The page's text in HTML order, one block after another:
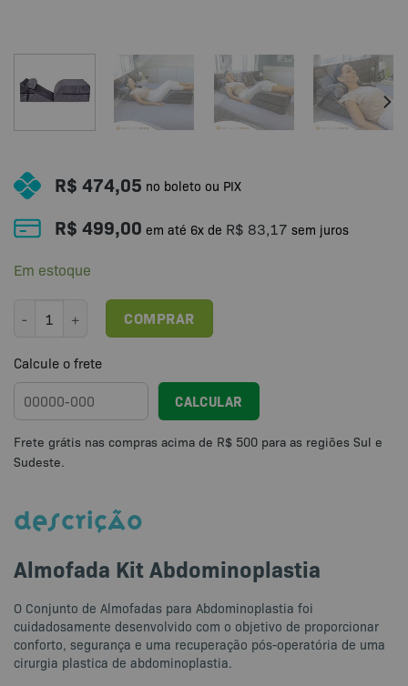
R$ 474,05 no boleto ou PIX
R$ 499,00 em até 6x de R$ 83,17 sem juros
Em estoque
Almofada Kit Abdominoplastia quantidade
COMPRAR
Calcule o frete
CALCULAR
DESCRIÇÃO
Almofada Kit Abdominoplastia
O Conjunto de Almofadas para Abdominoplastia foi
cuidadosamente desenvolvido com o objetivo de proporcionar
conforto, segurança e uma recuperação pós-operatória de uma
cirurgia plastica de abdominoplastia.